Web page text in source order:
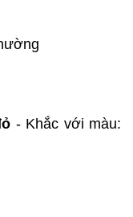
- Khắc với màu: